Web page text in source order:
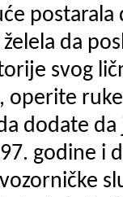
postarala
da
svog
operite
dodate da
godine i